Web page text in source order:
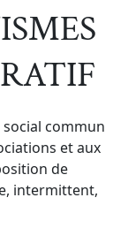
commun
et aux
de
intermittent,